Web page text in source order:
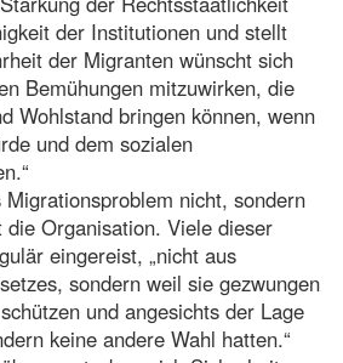
der Institutionen und stellt
der Migranten wünscht sich
Bemühungen mitzuwirken, die
Wohlstand bringen können, wenn
und dem sozialen
Migrationsproblem nicht, sondern
die Organisation. Viele dieser
eingereist, „nicht aus
sondern weil sie gezwungen
und angesichts der Lage
keine andere Wahl hatten.“